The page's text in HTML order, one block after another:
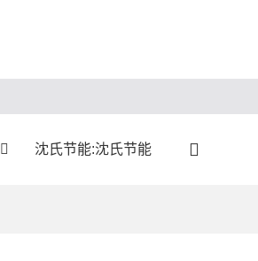
沈氏节能:沈氏节能